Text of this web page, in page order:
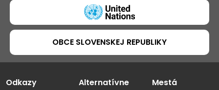
OBCE SLOVENSKEJ REPUBLIKY
Odkazy Alternatívne Mestá